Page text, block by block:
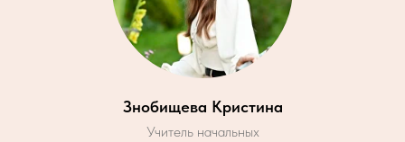
Знобищева Кристина
Учитель начальных